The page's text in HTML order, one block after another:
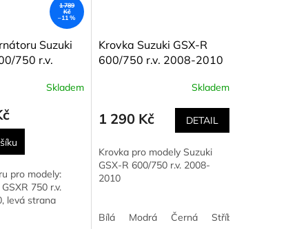
1 789
Kč
–11 %
Suzuki
750 r.v.
Skladem
pro modely:
750 r.v.
levá strana
Krovka Suzuki GSX-R
600/750 r.v. 2008-2010
Skladem
1 290 Kč DETAIL
Krovka pro modely Suzuki
GSX-R 600/750 r.v. 2008-
2010
Bílá Modrá Černá Stříbrná